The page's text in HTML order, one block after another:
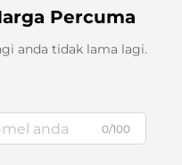
Percuma
anda tidak lama lagi.
0/100